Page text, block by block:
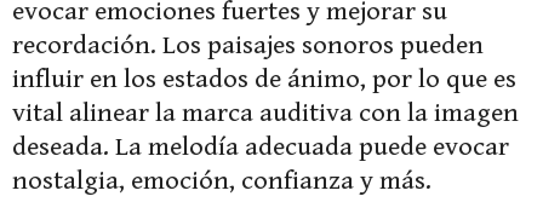
evocar emociones fuertes y mejorar su
recordación. Los paisajes sonoros pueden
influir en los estados de ánimo, por lo que es
vital alinear la marca auditiva con la imagen
deseada. La melodía adecuada puede evocar
nostalgia, emoción, confianza y más.